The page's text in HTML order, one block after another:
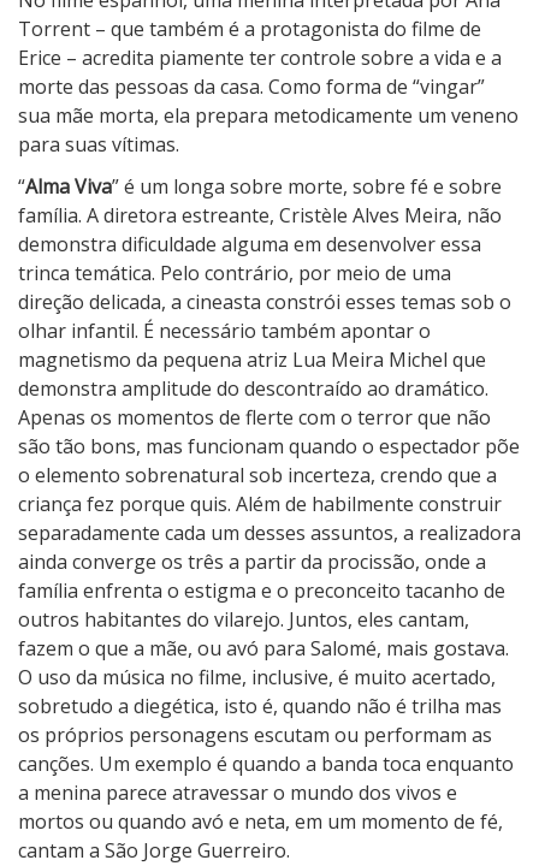
Torrent – que também é a protagonista do filme de
Erice – acredita piamente ter controle sobre a vida e a
morte das pessoas da casa. Como forma de “vingar”
sua mãe morta, ela prepara metodicamente um veneno
para suas vítimas.
“Alma Viva” é um longa sobre morte, sobre fé e sobre
família. A diretora estreante, Cristèle Alves Meira, não
demonstra dificuldade alguma em desenvolver essa
trinca temática. Pelo contrário, por meio de uma
direção delicada, a cineasta constrói esses temas sob o
olhar infantil. É necessário também apontar o
magnetismo da pequena atriz Lua Meira Michel que
demonstra amplitude do descontraído ao dramático.
Apenas os momentos de flerte com o terror que não
são tão bons, mas funcionam quando o espectador põe
o elemento sobrenatural sob incerteza, crendo que a
criança fez porque quis. Além de habilmente construir
separadamente cada um desses assuntos, a realizadora
ainda converge os três a partir da procissão, onde a
família enfrenta o estigma e o preconceito tacanho de
outros habitantes do vilarejo. Juntos, eles cantam,
fazem o que a mãe, ou avó para Salomé, mais gostava.
O uso da música no filme, inclusive, é muito acertado,
sobretudo a diegética, isto é, quando não é trilha mas
os próprios personagens escutam ou performam as
canções. Um exemplo é quando a banda toca enquanto
a menina parece atravessar o mundo dos vivos e
mortos ou quando avó e neta, em um momento de fé,
cantam a São Jorge Guerreiro.